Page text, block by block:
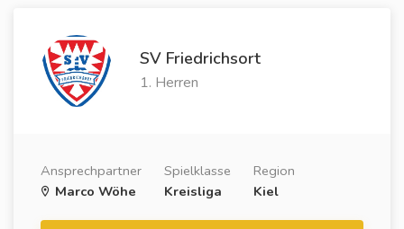
SV Friedrichsort
1. Herren
Ansprechpartner
Marco Wöhe
Spielklasse
Kreisliga
Region
Kiel